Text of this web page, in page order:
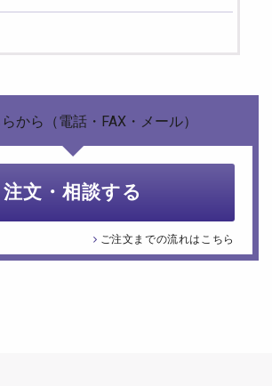
注文・相談する
ご注文までの流れはこちら